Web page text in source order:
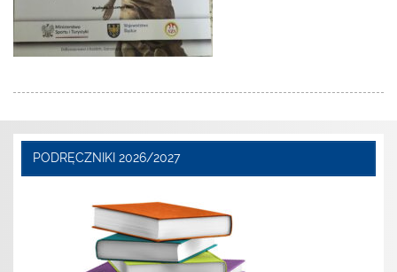
PODRĘCZNIKI 2026/2027